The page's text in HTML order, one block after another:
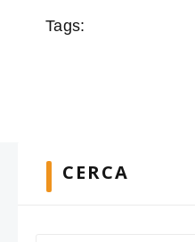
Tags:
CERCA